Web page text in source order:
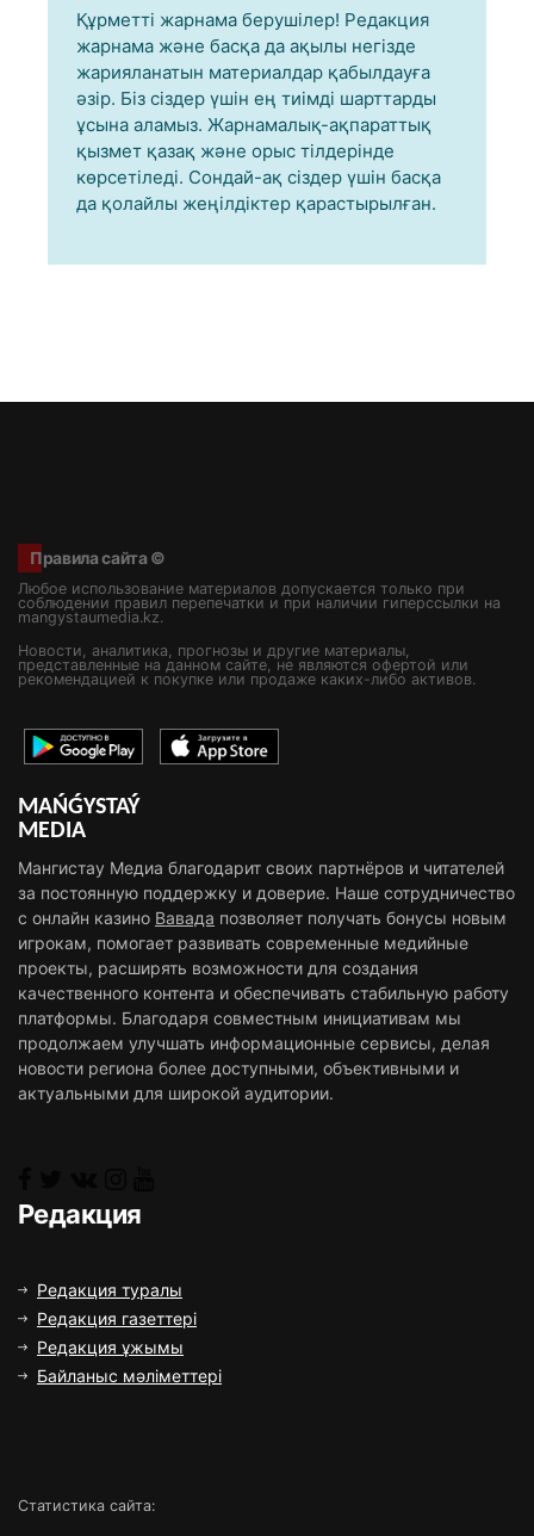
Құрметті жарнама берушілер! Редакция
жарнама және басқа да ақылы негізде
жарияланатын материалдар қабылдауға
әзір. Біз сіздер үшін ең тиімді шарттарды
ұсына аламыз. Жарнамалық-ақпараттық
қызмет қазақ және орыс тілдерінде
көрсетіледі. Сондай-ақ сіздер үшін басқа
да қолайлы жеңілдіктер қарастырылған.
Правила сайта ©
Любое использование материалов допускается только при
соблюдении правил перепечатки и при наличии гиперссылки на
mangystaumedia.kz.
Новости, аналитика, прогнозы и другие материалы,
представленные на данном сайте, не являются офертой или
рекомендацией к покупке или продаже каких-либо активов.
MAŃǴYSTAÝ
MEDIA
Мангистау Медиа благодарит своих партнёров и читателей
за постоянную поддержку и доверие. Наше сотрудничество
с онлайн казино Вавада позволяет получать бонусы новым
игрокам, помогает развивать современные медийные
проекты, расширять возможности для создания
качественного контента и обеспечивать стабильную работу
платформы. Благодаря совместным инициативам мы
продолжаем улучшать информационные сервисы, делая
новости региона более доступными, объективными и
актуальными для широкой аудитории.
Редакция
Редакция туралы
Редакция газеттері
Редакция ұжымы
Байланыс мәліметтері
Статистика сайта: